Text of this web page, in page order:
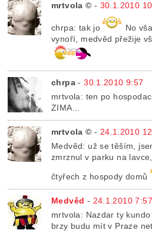
mrtvola © - 30.1.2010
chrpa: tak jo
No
vynoří, medvěd přežije
chrpa -30.1.2010 9:57
mrtvola: ten po
ZIMA...
mrtvola © - 24.1.2010
Medvěd: už se těším,
zmrznul v parku na
čtyřech z hospody domů
Medvěd - 24.1.2010 7:57
mrtvola: Nazdar ty
brzy budu mít v Praze